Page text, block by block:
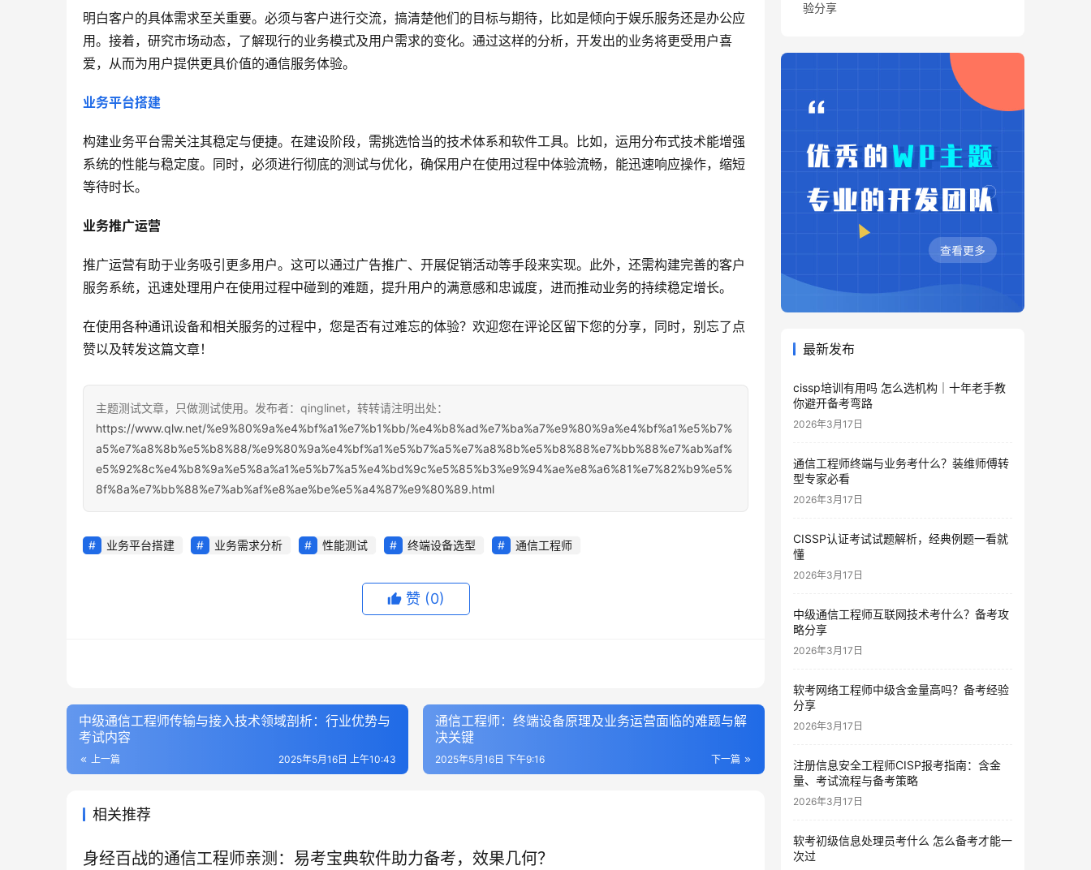
明白客户的具体需求至关重要。必须与客户进行交流，搞清楚他们的目标与期待，比如是倾向于娱乐服务还是办公应
用。接着，研究市场动态，了解现行的业务模式及用户需求的变化。通过这样的分析，开发出的业务将更受用户喜
爱，从而为用户提供更具价值的通信服务体验。
业务平台搭建
构建业务平台需关注其稳定与便捷。在建设阶段，需挑选恰当的技术体系和软件工具。比如，运用分布式技术能增强
系统的性能与稳定度。同时，必须进行彻底的测试与优化，确保用户在使用过程中体验流畅，能迅速响应操作，缩短
等待时长。
业务推广运营
推广运营有助于业务吸引更多用户。这可以通过广告推广、开展促销活动等手段来实现。此外，还需构建完善的客户
服务系统，迅速处理用户在使用过程中碰到的难题，提升用户的满意感和忠诚度，进而推动业务的持续稳定增长。
在使用各种通讯设备和相关服务的过程中，您是否有过难忘的体验？欢迎您在评论区留下您的分享，同时，别忘了点
赞以及转发这篇文章！
主题测试文章，只做测试使用。发布者：qinglinet，转转请注明出处：
https://www.qlw.net/%e9%80%9a%e4%bf%a1%e7%b1%bb/%e4%b8%ad%e7%ba%a7%e9%80%9a%e4%bf%a1%e5%b7%
a5%e7%a8%8b%e5%b8%88/%e9%80%9a%e4%bf%a1%e5%b7%a5%e7%a8%8b%e5%b8%88%e7%bb%88%e7%ab%af%
e5%92%8c%e4%b8%9a%e5%8a%a1%e5%b7%a5%e4%bd%9c%e5%85%b3%e9%94%ae%e8%a6%81%e7%82%b9%e5%
8f%8a%e7%bb%88%e7%ab%af%e8%ae%be%e5%a4%87%e9%80%89.html
业务平台搭建 业务需求分析 性能测试 终端设备选型 通信工程师
赞 (0)
中级通信工程师传输与接入技术领域剖析：行业优势与
考试内容
上一篇 2025年5月16日 上午10:43
通信工程师：终端设备原理及业务运营面临的难题与解
决关键
下一篇
2025年5月16日 下午9:16
相关推荐
身经百战的通信工程师亲测：易考宝典软件助力备考，效果几何？
验分享
最新发布
cissp培训有用吗 怎么选机构｜十年老手教
你避开备考弯路
2026年3月17日
通信工程师终端与业务考什么？装维师傅转
型专家必看
2026年3月17日
CISSP认证考试试题解析，经典例题一看就
懂
2026年3月17日
中级通信工程师互联网技术考什么？备考攻
略分享
2026年3月17日
软考网络工程师中级含金量高吗？备考经验
分享
2026年3月17日
注册信息安全工程师CISP报考指南：含金
量、考试流程与备考策略
2026年3月17日
软考初级信息处理员考什么 怎么备考才能一
次过